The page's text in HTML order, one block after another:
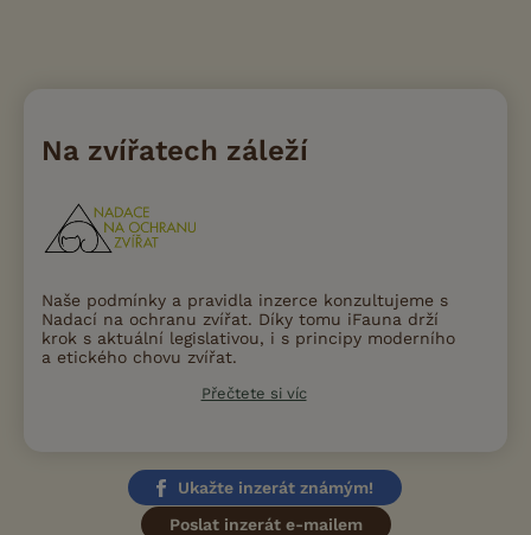
Na zvířatech záleží
Naše podmínky a pravidla inzerce konzultujeme s
Nadací na ochranu zvířat. Díky tomu iFauna drží
krok s aktuální legislativou, i s principy moderního
a etického chovu zvířat.
Přečtete si víc
Ukažte inzerát známým!
Poslat inzerát e-mailem